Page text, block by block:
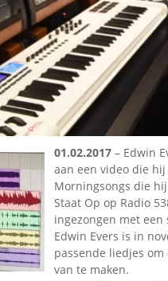
01.02.2017 – Edwin
aan een video die
Morningsongs die
Staat Op op Radio
ingezongen met een
Edwin Evers is in
passende liedjes
van te maken.